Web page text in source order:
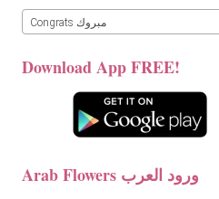
Congrats مبروك
Download App FREE!
Arab Flowers ورود العرب